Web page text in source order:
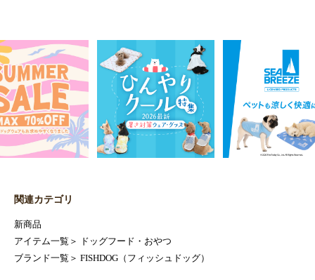
関連カテゴリ
新商品
アイテム一覧 ＞
ドッグフード・おやつ
ブランド一覧 ＞ FISHDOG（フィッシュドッグ）